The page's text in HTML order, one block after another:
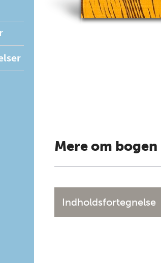
Mere om bogen
Indholdsfortegnelse